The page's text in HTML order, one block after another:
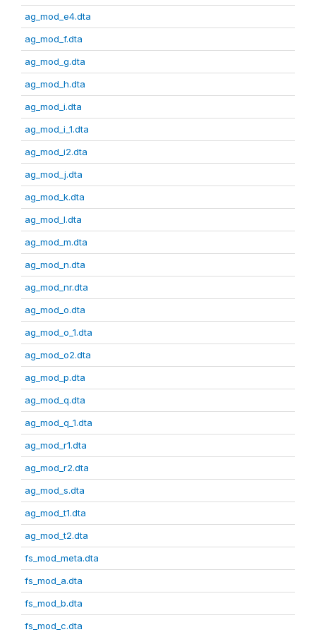
ag_mod_e4.dta
ag_mod_f.dta
ag_mod_g.dta
ag_mod_h.dta
ag_mod_i.dta
ag_mod_i_1.dta
ag_mod_i2.dta
ag_mod_j.dta
ag_mod_k.dta
ag_mod_l.dta
ag_mod_m.dta
ag_mod_n.dta
ag_mod_nr.dta
ag_mod_o.dta
ag_mod_o_1.dta
ag_mod_o2.dta
ag_mod_p.dta
ag_mod_q.dta
ag_mod_q_1.dta
ag_mod_r1.dta
ag_mod_r2.dta
ag_mod_s.dta
ag_mod_t1.dta
ag_mod_t2.dta
fs_mod_meta.dta
fs_mod_a.dta
fs_mod_b.dta
fs_mod_c.dta